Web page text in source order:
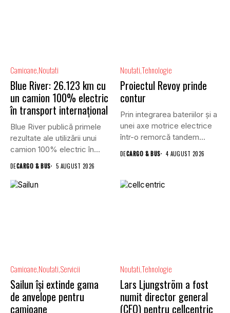
Camioane Noutati
Blue River: 26.123 km cu
un camion 100% electric
în transport internațional
Blue River publică primele
rezultate ale utilizării unui
camion 100% electric în...
DECARGO & BUS 5 AUGUST 2026
NoutatiTehnologie
Proiectul Revoy prinde
contur
Prin integrarea bateriilor și a
unei axe motrice electrice
într-o remorcă tandem...
DECARGO & BUS 4 AUGUST 2026
Camioane Noutati Servicii
Sailun își extinde gama
de anvelope pentru
camioane
NoutatiTehnologie
Lars Ljungström a fost
numit director general
(CFO) pentru cellcentric